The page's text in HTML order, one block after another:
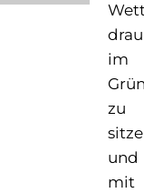
im
zu
und
mit